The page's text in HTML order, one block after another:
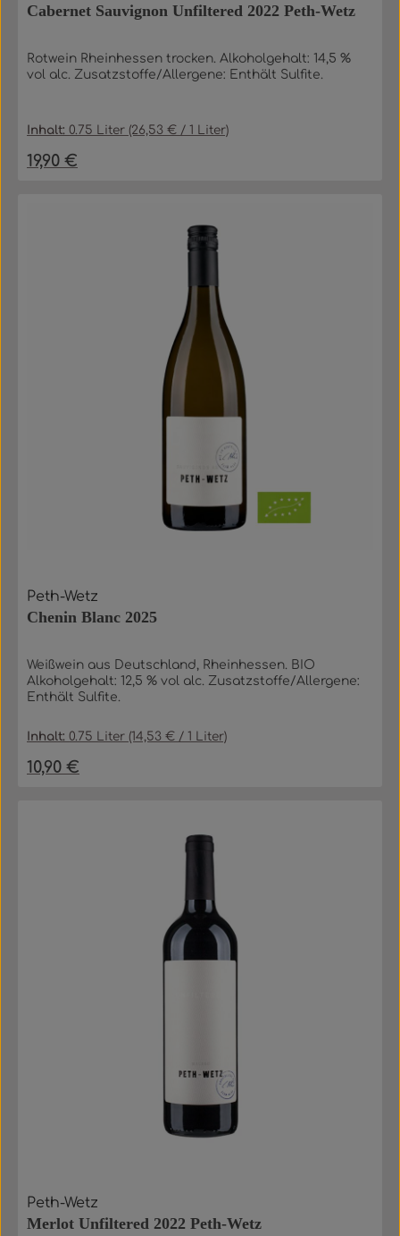
Cabernet Sauvignon Unfiltered 2022 Peth-Wetz
Rotwein Rheinhessen trocken. Alkoholgehalt: 14,5 %
vol alc. Zusatzstoffe/Allergene: Enthält Sulfite.
Inhalt:0.75 Liter (26,53 € / 1 Liter)
Regulärer Preis:
19,90 €
Peth-Wetz
Chenin Blanc 2025
Weißwein aus Deutschland, Rheinhessen. BIO
Alkoholgehalt: 12,5 % vol alc. Zusatzstoffe/Allergene:
Enthält Sulfite.
Inhalt:0.75 Liter (14,53 € / 1 Liter)
Regulärer Preis:
10,90 €
Peth-Wetz
Merlot Unfiltered 2022 Peth-Wetz